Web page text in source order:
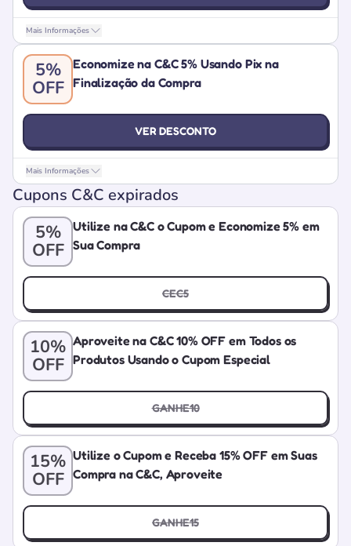
Mais Informações
5%
OFF
Economize na C&C 5% Usando Pix na
Finalização da Compra
VER DESCONTO
Mais Informações
Cupons C&C expirados
5%
OFF
Utilize na C&C o Cupom e Economize 5% em
Sua Compra
CEC5
10%
OFF
Aproveite na C&C 10% OFF em Todos os
Produtos Usando o Cupom Especial
GANHE10
15%
OFF
Utilize o Cupom e Receba 15% OFF em Suas
Compra na C&C, Aproveite
GANHE15